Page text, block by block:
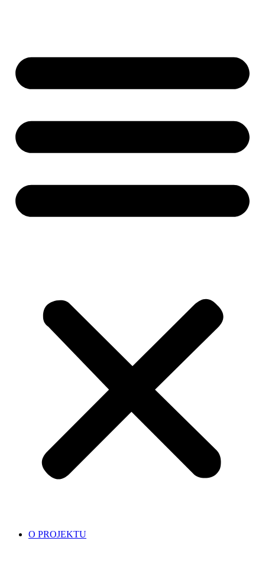
O PROJEKTU